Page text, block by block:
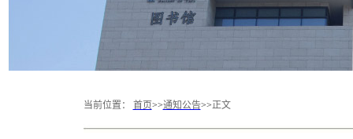
当前位置： 首页>>通知公告>>正文